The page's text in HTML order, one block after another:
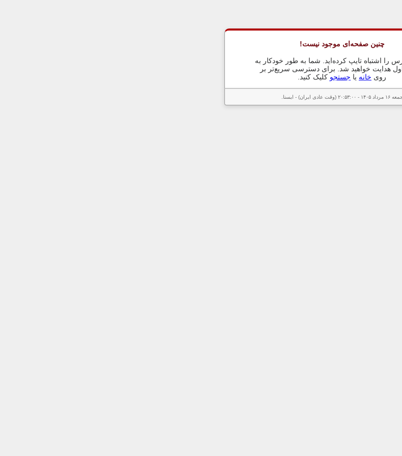
چنین صفحه‌ای موجود نیست!
را اشتباه تایپ کرده‌اید. شما به طور خودکار به
هدایت خواهید شد. برای دسترسی سریع‌تر بر
روی خانه یا جستجو کلیک کنید.
مرداد ۱۴۰۵ - ۲۰:۵۳:۰۰ (وقت عادی ایران) - ایسنا.